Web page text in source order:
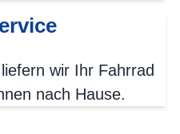
wir Ihr Fahrrad
nach Hause.